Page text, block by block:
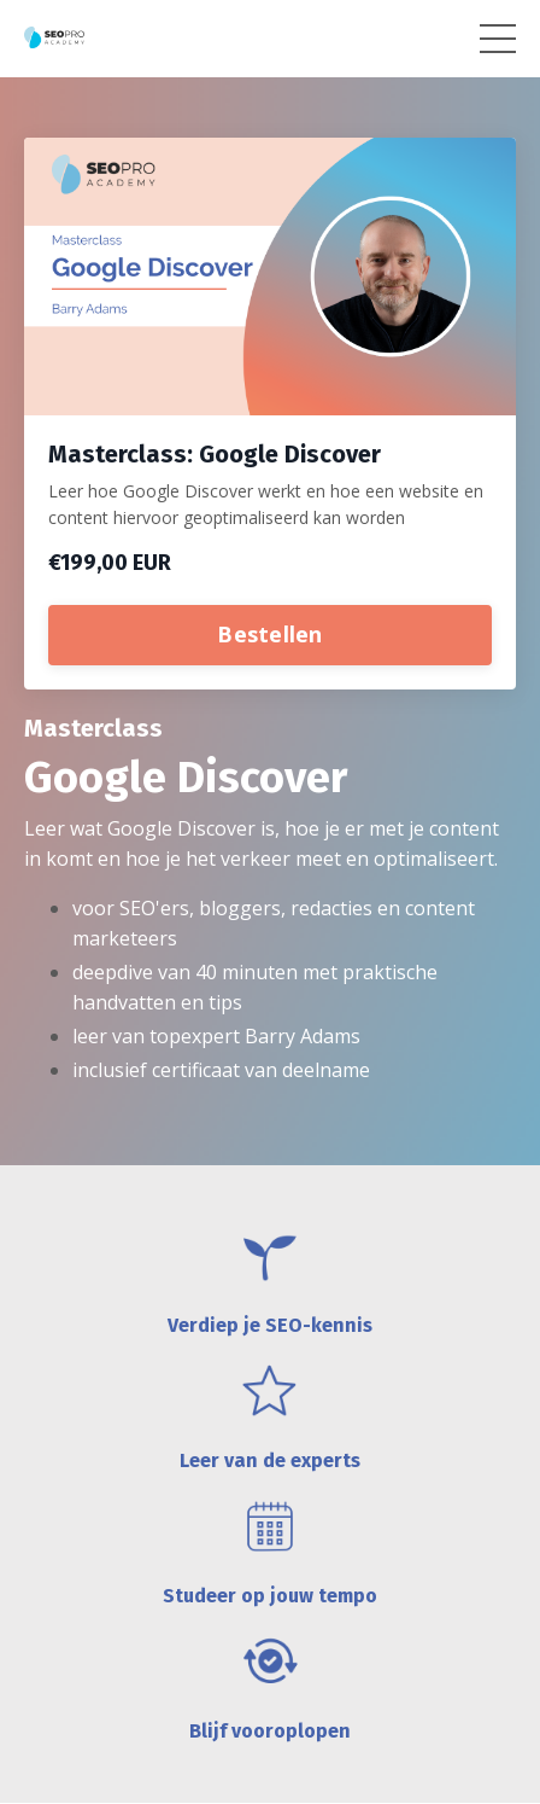
Masterclass: Google Discover
Leer hoe Google Discover werkt en hoe een website en
content hiervoor geoptimaliseerd kan worden
€199,00 EUR
Bestellen
Masterclass
Google Discover
Leer wat Google Discover is, hoe je er met je content
in komt en hoe je het verkeer meet en optimaliseert.
voor SEO'ers, bloggers, redacties en content
marketeers
deepdive van 40 minuten met praktische
handvatten en tips
leer van topexpert Barry Adams
inclusief certificaat van deelname
Verdiep je SEO-kennis
Leer van de experts
Studeer op jouw tempo
Blijf vooroplopen